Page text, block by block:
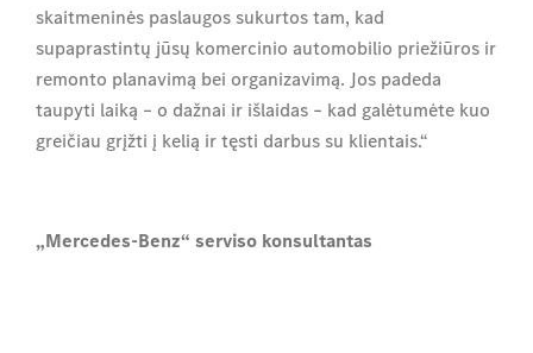
skaitmeninės paslaugos sukurtos tam, kad
supaprastintų jūsų komercinio automobilio priežiūros ir
remonto planavimą bei organizavimą. Jos padeda
taupyti laiką – o dažnai ir išlaidas – kad galėtumėte kuo
greičiau grįžti į kelią ir tęsti darbus su klientais.“
„Mercedes-Benz“ serviso konsultantas